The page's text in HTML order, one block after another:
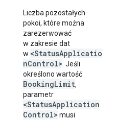
Liczba pozostałych
pokoi, które można
zarezerwować
w zakresie dat
w <StatusApplicatio
nControl> . Jeśli
określono wartość
BookingLimit,
parametr
<StatusApplication
Control> musi